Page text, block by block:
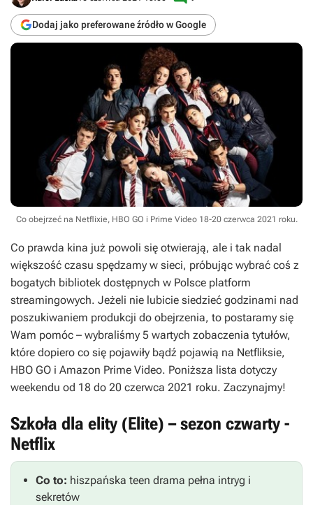
Dodaj jako preferowane źródło w Google
Co obejrzeć na Netflixie, HBO GO i Prime Video 18-20 czerwca 2021 roku.
Co prawda kina już powoli się otwierają, ale i tak nadal
większość czasu spędzamy w sieci, próbując wybrać coś z
bogatych bibliotek dostępnych w Polsce platform
streamingowych. Jeżeli nie lubicie siedzieć godzinami nad
poszukiwaniem produkcji do obejrzenia, to postaramy się
Wam pomóc – wybraliśmy 5 wartych zobaczenia tytułów,
które dopiero co się pojawiły bądź pojawią na Netfliksie,
HBO GO i Amazon Prime Video. Poniższa lista dotyczy
weekendu od 18 do 20 czerwca 2021 roku. Zaczynajmy!
Szkoła dla elity (Elite) – sezon czwarty -
Netflix
Co to: hiszpańska teen drama pełna intryg i
sekretów